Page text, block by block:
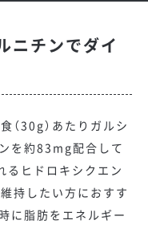
ニチンでダイ
（30g）あたりガルシ
を約83mg配合して
るヒドロキシクエン
持したい方におすす
に脂肪をエネルギー